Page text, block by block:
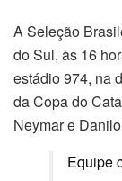
A Seleção
do Sul, às 16
estádio 974, na
da Copa do
Neymar e
Equipe